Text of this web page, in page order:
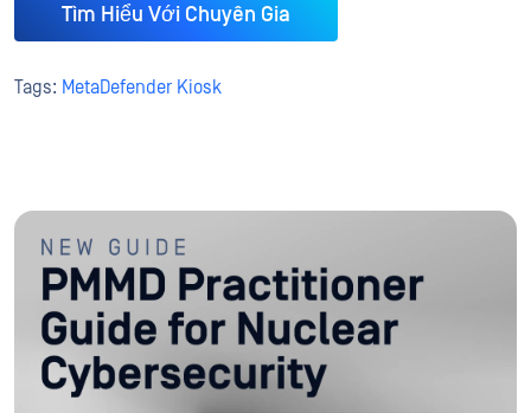
Tìm Hiểu Với Chuyên Gia
Tags: MetaDefender Kiosk